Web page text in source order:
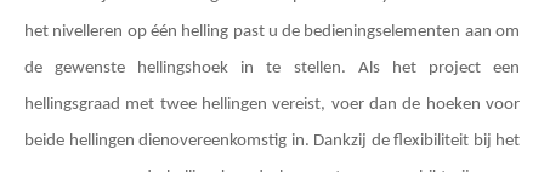
het nivelleren op één helling past u de bedieningselementen aan om
de gewenste hellingshoek in te stellen. Als het project een
hellingsgraad met twee hellingen vereist, voer dan de hoeken voor
beide hellingen dienovereenkomstig in. Dankzij de flexibiliteit bij het